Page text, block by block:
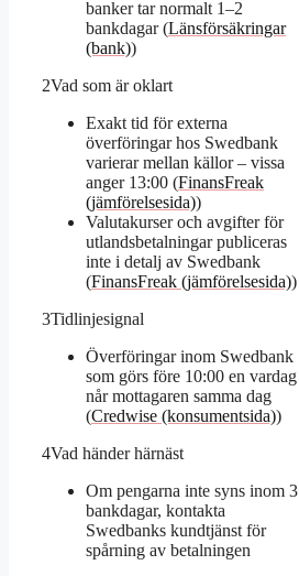
banker tar normalt 1–2
bankdagar (Länsförsäkringar
(bank))
2Vad som är oklart
Exakt tid för externa
överföringar hos Swedbank
varierar mellan källor – vissa
anger 13:00 (FinansFreak
(jämförelsesida))
Valutakurser och avgifter för
utlandsbetalningar publiceras
inte i detalj av Swedbank
(FinansFreak (jämförelsesida))
3Tidlinjesignal
Överföringar inom Swedbank
som görs före 10:00 en vardag
når mottagaren samma dag
(Credwise (konsumentsida))
4Vad händer härnäst
Om pengarna inte syns inom 3
bankdagar, kontakta
Swedbanks kundtjänst för
spårning av betalningen